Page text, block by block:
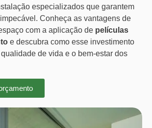
especializados que garantem
Conheça as vantagens de
com a aplicação de películas
e descubra como esse investimento
de vida e o bem-estar dos